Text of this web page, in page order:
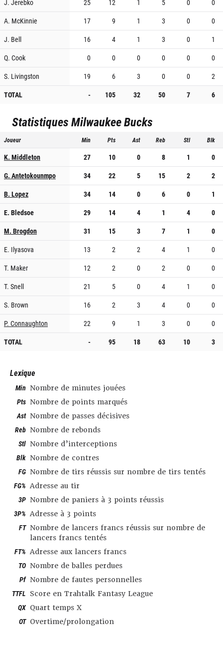
J. Jerebko
25 12 1 5 0
0
A. McKinnie
17 9 1 3 0
0
J. Bell
16 4 1 3 0
1
Q. Cook
0 0 0 0 0
0
S. Livingston
19 6 3 0 0
2
TOTAL
- 105 32 50 7 6
StatistiquesMilwaukee Bucks
Joueur Min Pts Ast Reb Stl Blk
K. Middleton 27 10 0 8 1
0
G. Antetokounmpo
34 22 5 15 2
2
B. Lopez
34 14 0 6 0
1
E. Bledsoe
29 14 4 1 4
0
M. Brogdon
31 15 3 7 1
0
E. Ilyasova
13 2 2 4 1
0
T. Maker
12 2 0 2 0
0
T. Snell
21 5 0 4 1
0
S. Brown
16 2 3 4 0
0
P. Connaughton
22 9 1 3 0
0
TOTAL
- 95 18 63 10 3
Lexique
Min Nombre de minutes jouées
Pts Nombre de points marqués
Ast Nombre de passes décisives
Reb Nombre de rebonds
Stl Nombre d’interceptions
Blk Nombre de contres
FG Nombre de tirs réussis sur nombre de tirs tentés
FG% Adresse au tir
3P Nombre de paniers à 3 points réussis
3P% Adresse à 3 points
FT Nombre de lancers francs réussis sur nombre de
lancers francs tentés
FT% Adresse aux lancers francs
TO Nombre de balles perdues
Pf Nombre de fautes personnelles
TTFL Score en Trahtalk Fantasy League
QX Quart temps X
OT Overtime/prolongation